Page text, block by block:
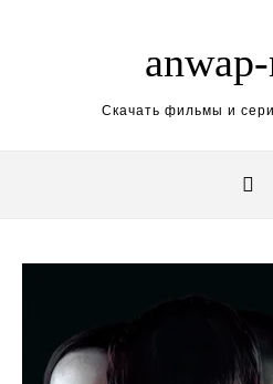
Скачать фильмы и